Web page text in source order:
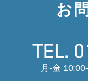
お
月-金